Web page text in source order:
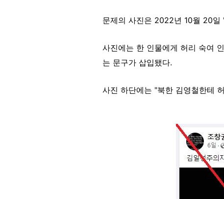
문제의 사진은 2022년 10월 20일
사진에는 한 인물에게 허리 숙여
는 문구가 삽입됐다.
사진 하단에는 "북한 김영철한테